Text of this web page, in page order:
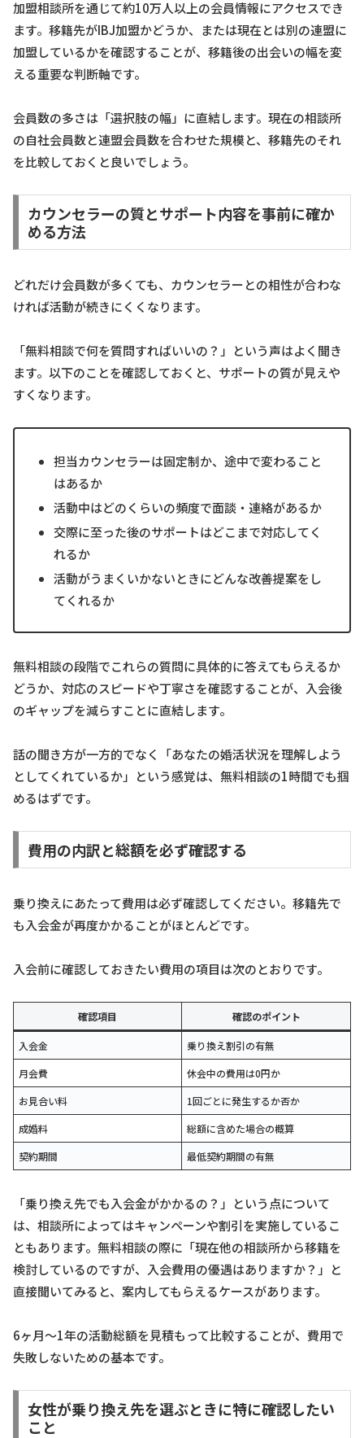
加盟相談所を通じて約10万人以上の会員情報にアクセスでき
ます。移籍先がIBJ加盟かどうか、または現在とは別の連盟に
加盟しているかを確認することが、移籍後の出会いの幅を変
える重要な判断軸です。
会員数の多さは「選択肢の幅」に直結します。現在の相談所
の自社会員数と連盟会員数を合わせた規模と、移籍先のそれ
を比較しておくと良いでしょう。
カウンセラーの質とサポート内容を事前に確か
める方法
どれだけ会員数が多くても、カウンセラーとの相性が合わな
ければ活動が続きにくくなります。
「無料相談で何を質問すればいいの？」という声はよく聞き
ます。以下のことを確認しておくと、サポートの質が見えや
すくなります。
担当カウンセラーは固定制か、途中で変わること
はあるか
活動中はどのくらいの頻度で面談・連絡があるか
交際に至った後のサポートはどこまで対応してく
れるか
活動がうまくいかないときにどんな改善提案をし
てくれるか
無料相談の段階でこれらの質問に具体的に答えてもらえるか
どうか、対応のスピードや丁寧さを確認することが、入会後
のギャップを減らすことに直結します。
話の聞き方が一方的でなく「あなたの婚活状況を理解しよう
としてくれているか」という感覚は、無料相談の1時間でも掴
めるはずです。
費用の内訳と総額を必ず確認する
乗り換えにあたって費用は必ず確認してください。移籍先で
も入会金が再度かかることがほとんどです。
入会前に確認しておきたい費用の項目は次のとおりです。
確認項目 確認のポイント
入会金
乗り換え割引の有無
月会費
休会中の費用は0円か
お見合い料
1回ごとに発生するか否か
成婚料
総額に含めた場合の概算
契約期間
最低契約期間の有無
「乗り換え先でも入会金がかかるの？」という点について
は、相談所によってはキャンペーンや割引を実施しているこ
ともあります。無料相談の際に「現在他の相談所から移籍を
検討しているのですが、入会費用の優遇はありますか？」と
直接聞いてみると、案内してもらえるケースがあります。
6ヶ月〜1年の活動総額を見積もって比較することが、費用で
失敗しないための基本です。
女性が乗り換え先を選ぶときに特に確認したい
こと